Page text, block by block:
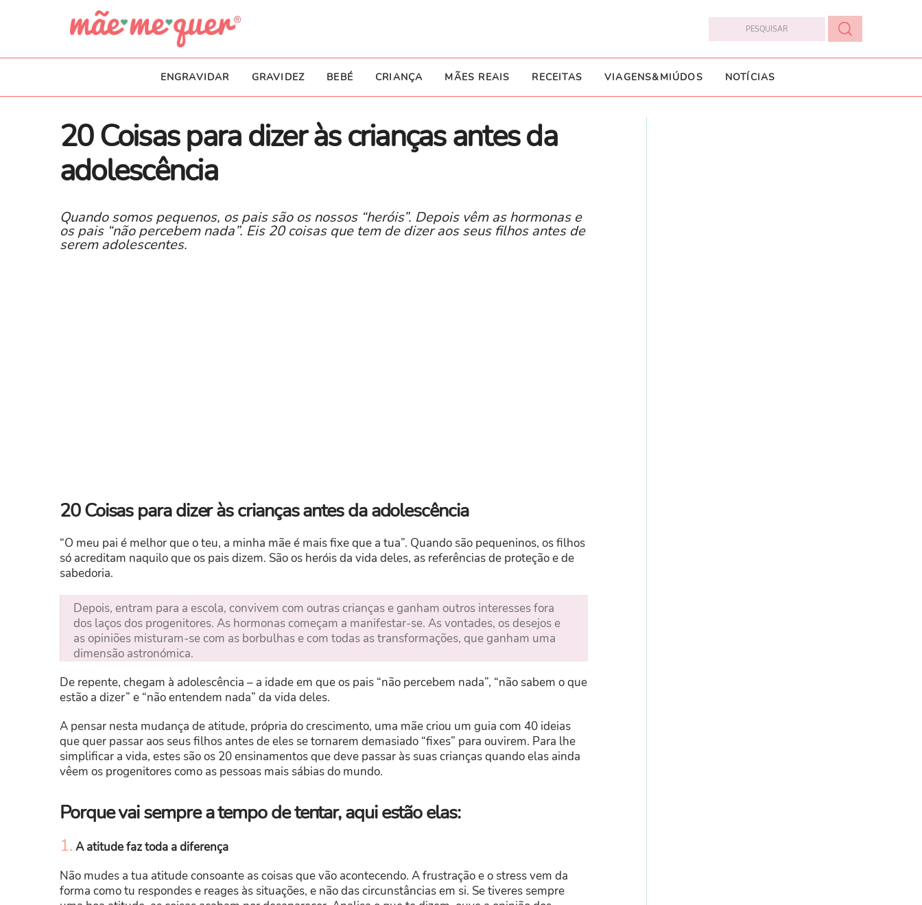
ENGRAVIDAR GRAVIDEZ BEBÉ CRIANÇA MÃES REAIS RECEITAS VIAGENS&MIÚDOS NOTÍCIAS
20 Coisas para dizer às crianças antes da
adolescência
Quando somos pequenos, os pais são os nossos “heróis”. Depois vêm as hormonas e
os pais “não percebem nada”. Eis 20 coisas que tem de dizer aos seus filhos antes de
serem adolescentes. ​
20 Coisas para dizer às crianças antes da adolescência
“O meu pai é melhor que o teu, a minha mãe é mais fixe que a tua”. Quando são pequeninos, os filhos
só acreditam naquilo que os pais dizem. São os heróis da vida deles, as referências de proteção e de
sabedoria.
Depois, entram para a escola, convivem com outras crianças e ganham outros interesses fora
dos laços dos progenitores. As hormonas começam a manifestar-se. As vontades, os desejos e
as opiniões misturam-se com as borbulhas e com todas as transformações, que ganham uma
dimensão astronómica.
De repente, chegam à adolescência – a idade em que os pais “não percebem nada”, “não sabem o que
estão a dizer” e “não entendem nada” da vida deles.
A pensar nesta mudança de atitude, própria do crescimento, uma mãe criou um guia com 40 ideias
que quer passar aos seus filhos antes de eles se tornarem demasiado “fixes” para ouvirem. Para lhe
simplificar a vida, estes são os 20 ensinamentos que deve passar às suas crianças quando elas ainda
vêem os progenitores como as pessoas mais sábias do mundo.
Porque vai sempre a tempo de tentar, aqui estão elas:
1. A atitude faz toda a diferença
Não mudes a tua atitude consoante as coisas que vão acontecendo. A frustração e o stress vem da
forma como tu respondes e reages às situações, e não das circunstâncias em si. Se tiveres sempre